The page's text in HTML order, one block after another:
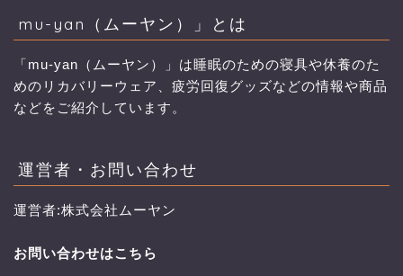
mu-yan（ムーヤン）」とは
「mu-yan（ムーヤン）」は睡眠のための寝具や休養のた
めのリカバリーウェア、疲労回復グッズなどの情報や商品
などをご紹介しています。
運営者・お問い合わせ
運営者:株式会社ムーヤン
お問い合わせはこちら